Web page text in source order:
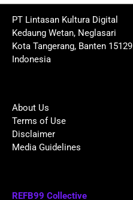
PT Lintasan Kultura Digital
Kedaung Wetan, Neglasari
Kota Tangerang, Banten 15129
Indonesia
About Us
Terms of Use
Disclaimer
Media Guidelines
REFB99 Collective